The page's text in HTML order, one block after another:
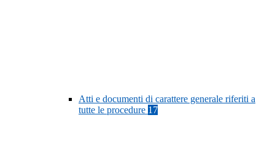
Atti e documenti di carattere generale riferiti a
tutte le procedure 17